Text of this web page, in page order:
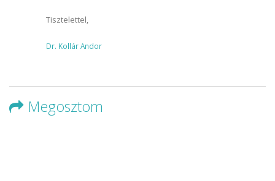
Tisztelettel,
Dr. Kollár Andor
Megosztom